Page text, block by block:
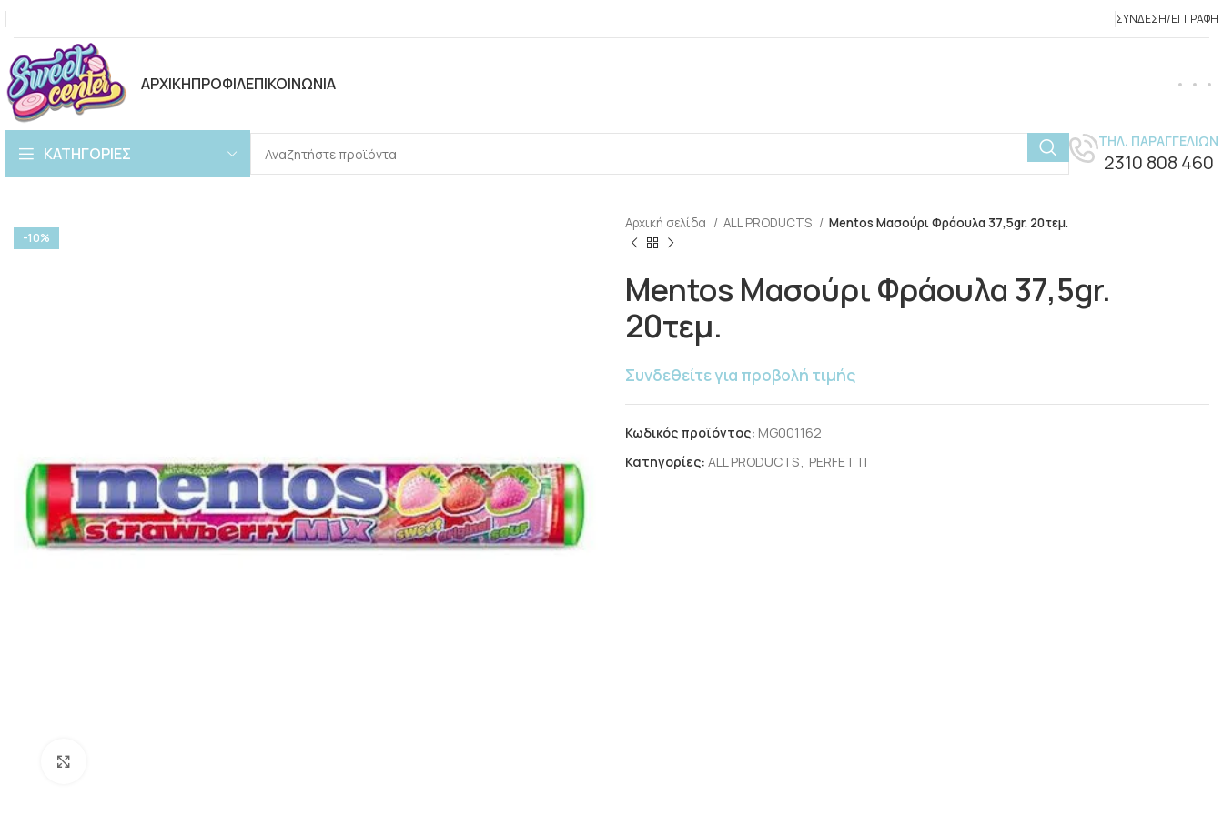
ΣΎΝΔΕΣΗ/ΕΓΓΡΑΦΉ
ΑΡΧΙΚΗΠΡΟΦΙΛΕΠΙΚΟΙΝΩΝΙΑ
ΚΑΤΗΓΟΡΙΕΣ
ΤΗΛ. ΠΑΡΑΓΓΕΛΙΩΝ
2310 808 460
-10%
Αρχική σελίδα ALL PRODUCTS Mentos Μασούρι Φράουλα 37,5gr. 20τεμ.
Mentos Μασούρι Φράουλα 37,5gr.
20τεμ.
Συνδεθείτε για προβολή τιμής
Κωδικός προϊόντος: MG001162
Κατηγορίες: ALL PRODUCTS, PERFETTI